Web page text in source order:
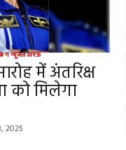
न्यूज़लखनऊ
में अंतरिक्ष
को मिलेगा
2025